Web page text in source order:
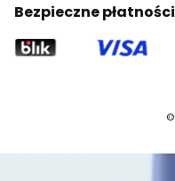
Bezpieczne płatności
©